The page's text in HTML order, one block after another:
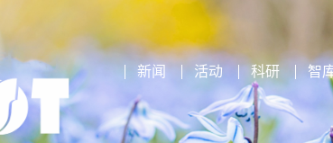
新闻 活动 科研 智